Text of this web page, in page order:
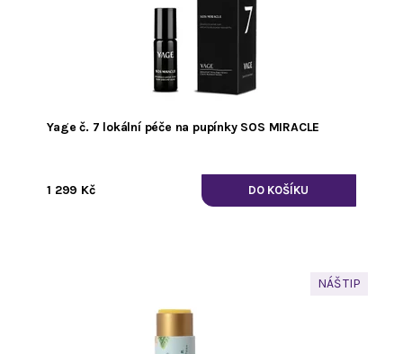
Yage č. 7 lokální péče na pupínky SOS MIRACLE
1 299 Kč
NÁŠ TIP